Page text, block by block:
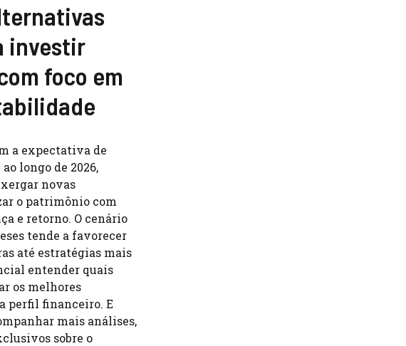
investir
foco em
a expectativa de
longo de 2026,
novas
o patrimônio com
e retorno. O cenário
tende a favorecer
até estratégias mais
entender quais
os melhores
perfil financeiro. E
mais análises,
sobre o